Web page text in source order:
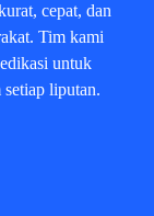
cepat, dan
Tim kami
untuk
setiap liputan.